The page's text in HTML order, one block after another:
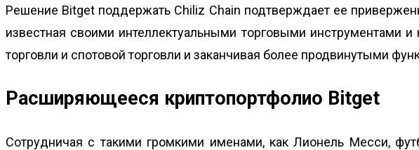
Решение Bitget поддержать Chiliz Chain подтверждает ее
известная своими интеллектуальными торговыми инструментами
торговли и спотовой торговли и заканчивая более продвинутыми
Расширяющееся криптопортфолио Bitget
Сотрудничая с такими громкими именами, как Лионель Месси,